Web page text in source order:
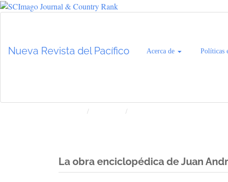
principal
Nueva Revista del Pacífico Acerca de Políticas
La obra enciclopédica de Juan